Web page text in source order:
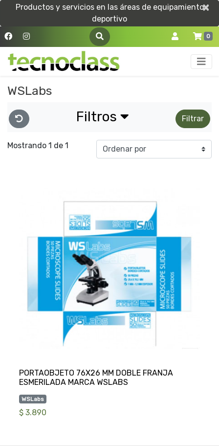
Productos y servicios en las áreas de equipamiento
deportivo
×
×
0
WSLabs
Filtros Filtrar
Mostrando 1 de 1
PORTAOBJETO 76X26 MM DOBLE FRANJA
WSLabs
$ 3.890